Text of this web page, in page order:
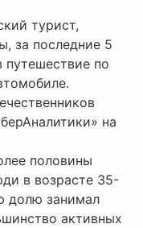
турист,
за последние 5
путешествие по
на
половины
в возрасте 35-
долю занимал
активных